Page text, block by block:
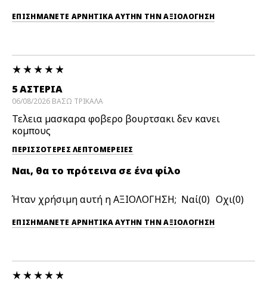
ΕΠΙΣΗΜΆΝΕΤΕ ΑΡΝΗΤΙΚΆ ΑΥΤΉΝ ΤΗΝ ΑΞΙΟΛΟΓΗΣΗ
5 ΑΣΤΕΡΙΑ
06/08/2026 ΒΑΣΩ ΤΡΙΚΑΛΑ
Τελεια μασκαρα φοβερο βουρτσακι δεν κανει
κομπους
ΠΕΡΙΣΣΌΤΕΡΕΣ ΛΕΠΤΟΜΈΡΕΙΕΣ
Ναι, θα το πρότεινα σε ένα φίλο
Ήταν χρήσιμη αυτή η ΑΞΙΟΛΟΓΗΣΗ; 0 0
ΕΠΙΣΗΜΆΝΕΤΕ ΑΡΝΗΤΙΚΆ ΑΥΤΉΝ ΤΗΝ ΑΞΙΟΛΟΓΗΣΗ